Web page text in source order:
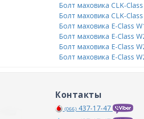
Болт маховика CLK-
Болт маховика CLK-
Болт маховика E-Class
Болт маховика E-Class
Болт маховика E-Class
Болт маховика E-Class
Контакты
(066) 437-17-47